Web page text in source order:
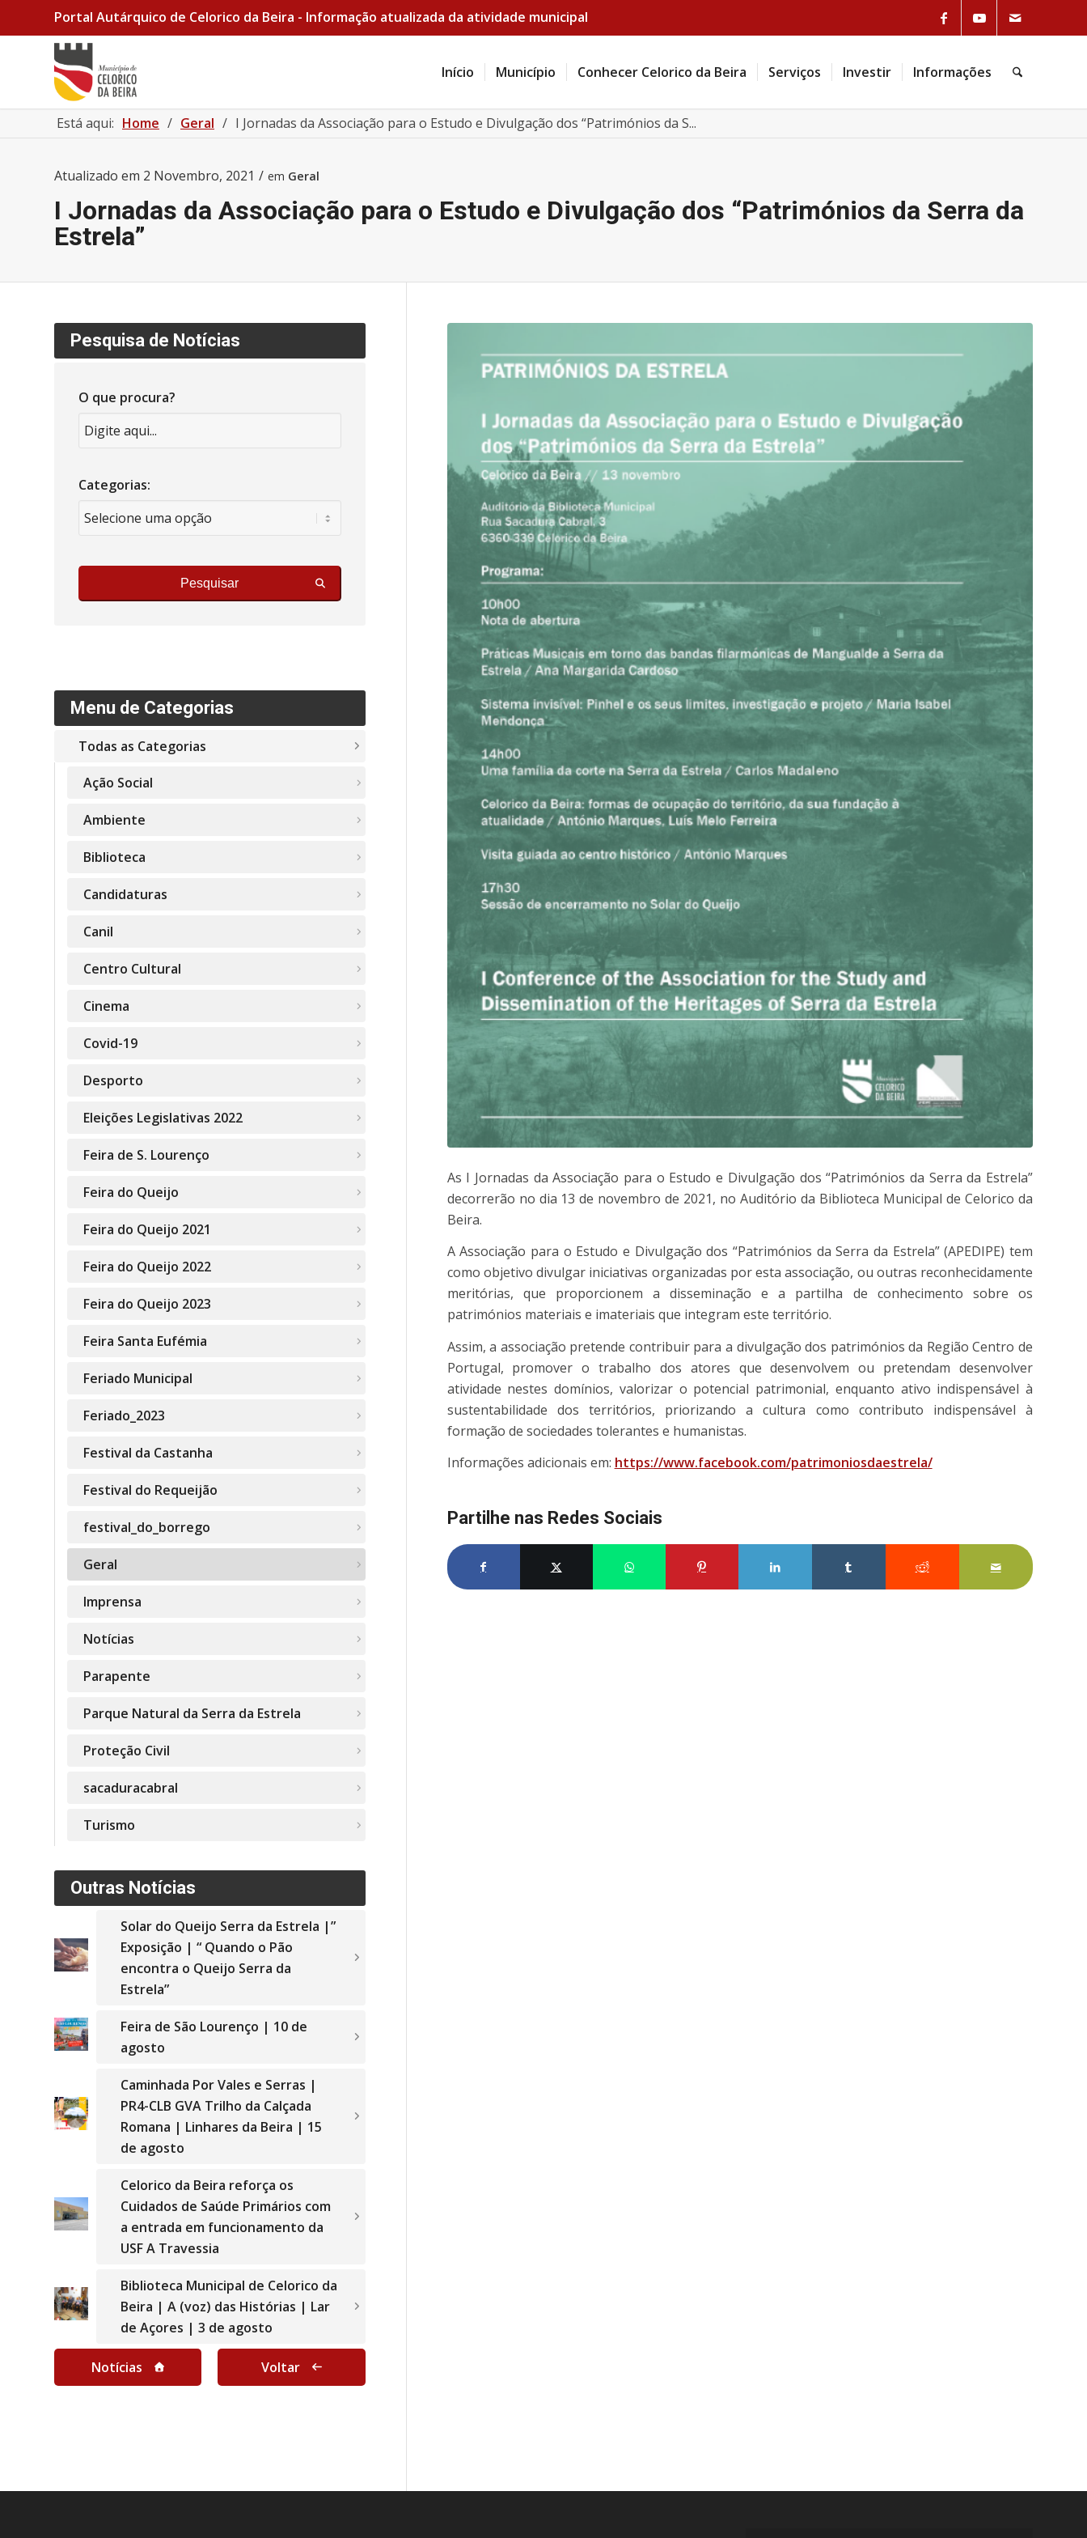
Link to Facebook
Link to Youtube
Portal Autárquico de Celorico da Beira - Informação atualizada da atividade municipal
Início Município Conhecer Celorico da Beira Serviços Investir Informações Pesquisa
Está aqui: Home / Geral / I Jornadas da Associação para o Estudo e Divulgação dos “Patrimónios da S...
Atualizado em 2 Novembro, 2021 / em Geral
I Jornadas da Associação para o Estudo e Divulgação dos “Patrimónios da Serra da
Estrela”
As I Jornadas da Associação para o Estudo e Divulgação dos “Patrimónios da Serra da Estrela”
decorrerão no dia 13 de novembro de 2021, no Auditório da Biblioteca Municipal de Celorico da
Beira.
A Associação para o Estudo e Divulgação dos “Patrimónios da Serra da Estrela” (APEDIPE) tem
como objetivo divulgar iniciativas organizadas por esta associação, ou outras reconhecidamente
meritórias, que proporcionem a disseminação e a partilha de conhecimento sobre os
patrimónios materiais e imateriais que integram este território.
Assim, a associação pretende contribuir para a divulgação dos patrimónios da Região Centro de
Portugal, promover o trabalho dos atores que desenvolvem ou pretendam desenvolver
atividade nestes domínios, valorizar o potencial patrimonial, enquanto ativo indispensável à
sustentabilidade dos territórios, priorizando a cultura como contributo indispensável à
formação de sociedades tolerantes e humanistas.
Informações adicionais em: https://www.facebook.com/patrimoniosdaestrela/
Partilhe nas Redes Sociais
Partilhe no FacebookPartilhe no XShare on WhatsAppPartilhe no PinterestPartilhe no LinkedInPartilhe no TumblrPartilhe no RedditPartilhar por
Pesquisa de Notícias
O que procura?
Categorias:
Pesquisar
Menu de Categorias
Todas as Categorias
Ação Social
Ambiente
Biblioteca
Candidaturas
Canil
Centro Cultural
Cinema
Covid-19
Desporto
Eleições Legislativas 2022
Feira de S. Lourenço
Feira do Queijo
Feira do Queijo 2021
Feira do Queijo 2022
Feira do Queijo 2023
Feira Santa Eufémia
Feriado Municipal
Feriado_2023
Festival da Castanha
Festival do Requeijão
festival_do_borrego
Geral
Imprensa
Notícias
Parapente
Parque Natural da Serra da Estrela
Proteção Civil
sacaduracabral
Turismo
Outras Notícias
Solar do Queijo Serra da Estrela |”
Exposição | “ Quando o Pão
encontra o Queijo Serra da
Estrela”
Feira de São Lourenço | 10 de
agosto
Caminhada Por Vales e Serras |
PR4-CLB GVA Trilho da Calçada
Romana | Linhares da Beira | 15
de agosto
Celorico da Beira reforça os
Cuidados de Saúde Primários com
a entrada em funcionamento da
USF A Travessia
Biblioteca Municipal de Celorico da
Beira | A (voz) das Histórias | Lar
de Açores | 3 de agosto
Notícias Voltar